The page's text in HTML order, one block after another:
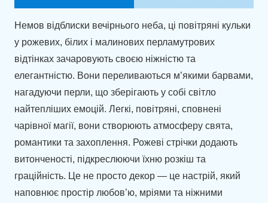
Немов відблиски вечірнього неба, ці повітряні кульки
у рожевих, білих і малинових перламутрових
відтінках зачаровують своєю ніжністю та
елегантністю. Вони переливаються м’якими барвами,
нагадуючи перли, що зберігають у собі світло
найтепліших емоцій. Легкі, повітряні, сповнені
чарівної магії, вони створюють атмосферу свята,
романтики та захоплення. Рожеві стрічки додають
витонченості, підкреслюючи їхню розкіш та
граційність. Це не просто декор — це настрій, який
наповнює простір любов’ю, мріями та ніжними